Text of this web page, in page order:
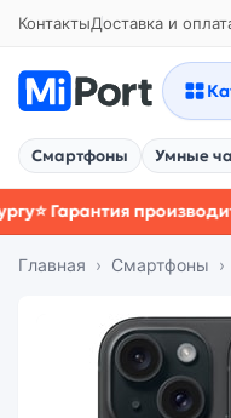
КонтактыДоставка и
Смартфоны Умные
производителя💳
Главная Смартфоны